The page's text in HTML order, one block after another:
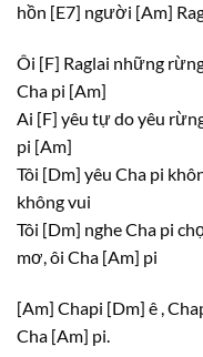
hồn [E7] người [Am]
Ôi [F] Raglai những
Cha pi [Am]
Ai [F] yêu tự do yêu
pi [Am]
Tôi [Dm] yêu Cha pi
không vui
Tôi [Dm] nghe Cha pi
mơ, ôi Cha [Am] pi
[Am] Chapi [Dm] ê ,
Cha [Am] pi.